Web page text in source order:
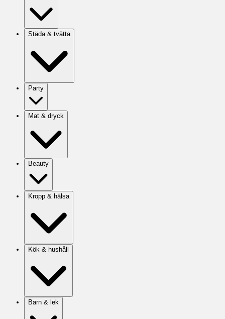
Städa & tvätta
Party
Mat & dryck
Beauty
Kropp & hälsa
Kök & hushåll
Barn & lek